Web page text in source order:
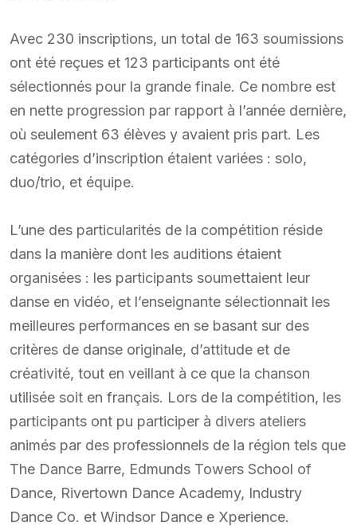
Avec 230 inscriptions, un total de 163 soumissions
ont été reçues et 123 participants ont été
sélectionnés pour la grande finale. Ce nombre est
en nette progression par rapport à l’année dernière,
où seulement 63 élèves y avaient pris part. Les
catégories d’inscription étaient variées : solo,
duo/trio, et équipe.
L’une des particularités de la compétition réside
dans la manière dont les auditions étaient
organisées : les participants soumettaient leur
danse en vidéo, et l’enseignante sélectionnait les
meilleures performances en se basant sur des
critères de danse originale, d’attitude et de
créativité, tout en veillant à ce que la chanson
utilisée soit en français. Lors de la compétition, les
participants ont pu participer à divers ateliers
animés par des professionnels de la région tels que
The Dance Barre, Edmunds Towers School of
Dance, Rivertown Dance Academy, Industry
Dance Co. et Windsor Dance e Xperience.